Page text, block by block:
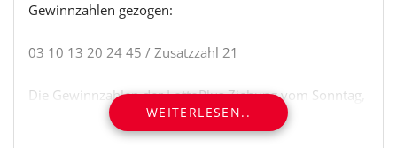
Gewinnzahlen gezogen:
03 10 13 20 24 45 / Zusatzzahl 21
Die Gewinnzahlen der LottoPlus Ziehung vom Sonntag,
dem 15. April 2018 lauten:
22 24 25 27 29 43
WEITERLESEN..